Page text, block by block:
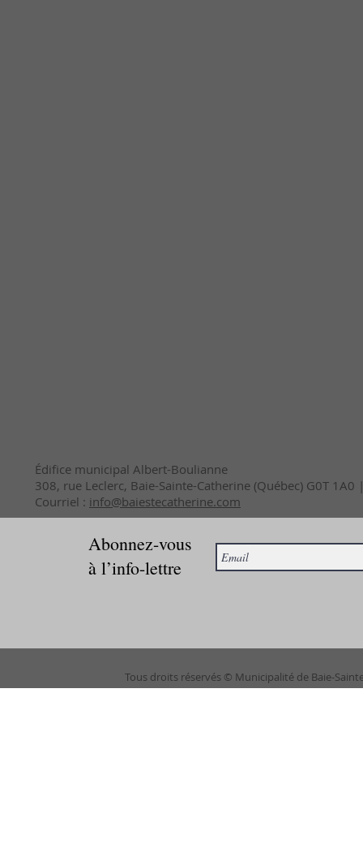
Édifice municipal Albert-Boulianne
308, rue Leclerc, Baie-Sainte-Catherine (Québec) G0T
Courriel : info@baiestecatherine.com
Abonnez-vous
à l’info-lettre
Tous droits réservés © Municipalité de Baie-